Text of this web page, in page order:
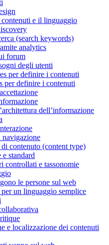
e il linguaggio
(search keywords)
analytics
forum
degli utenti
per definire i contenuti
per definire i contenuti
dell’informazione
navigazione
contenuto (content type)
standard
controllati e tassonomie
le persone sul web
un linguaggio semplice
e localizzazione dei contenuti